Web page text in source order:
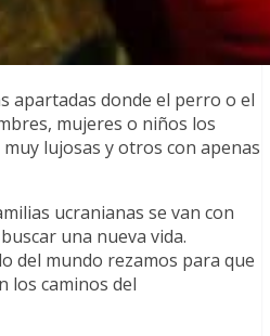
apartadas donde el perro o el
mujeres o niños los
lujosas y otros con apenas
ucranianas se van con
una nueva vida.
del mundo rezamos para que
los caminos del